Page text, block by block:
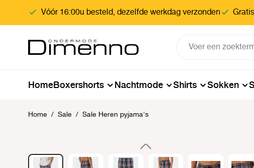
Ga naar de hoofdnavigatie
Vóór 16:00u besteld, dezelfde werkdag verzonden
HomeBoxershorts Nachtmode Shirts Sokken
Home / Sale / Sale Heren pyjama's
Afbeeldingengalerij overslaan